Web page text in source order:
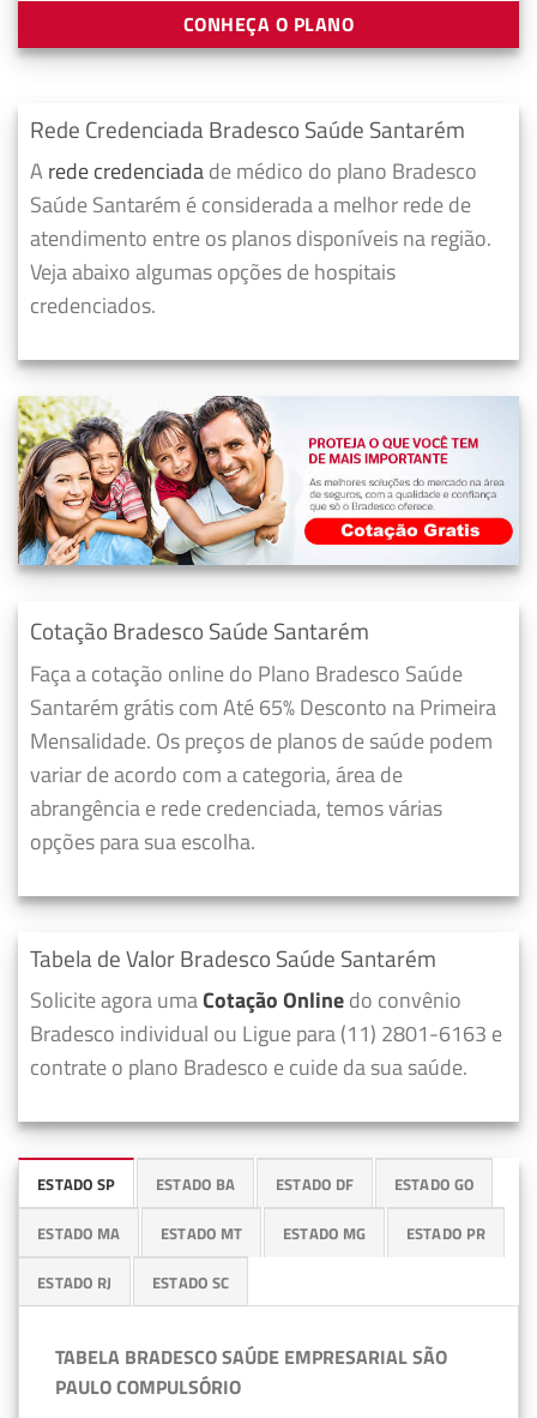
CONHEÇA O PLANO
Rede Credenciada Bradesco Saúde Santarém
A rede credenciadade médico do plano Bradesco
Saúde Santarém é considerada a melhor rede de
atendimento entre os planos disponíveis na região.
Veja abaixo algumas opções de hospitais
credenciados.
Cotação Bradesco Saúde Santarém
Faça a cotação online do Plano Bradesco Saúde
Santarém grátis com Até 65% Desconto na Primeira
Mensalidade. Os preços de planos de saúde podem
variar de acordo com a categoria, área de
abrangência e rede credenciada, temos várias
opções para sua escolha.
Tabela de Valor Bradesco Saúde Santarém
Solicite agora umaCotação Onlinedo convênio
Bradesco individual ou Ligue para (11) 2801-6163 e
contrate o plano Bradesco e cuide da sua saúde.
ESTADO SP ESTADO BA ESTADO DF ESTADO GO
ESTADO MA ESTADO MT ESTADO MG ESTADO PR
ESTADO RJ ESTADO SC
TABELA BRADESCO SAÚDE EMPRESARIAL SÃO
PAULO COMPULSÓRIO